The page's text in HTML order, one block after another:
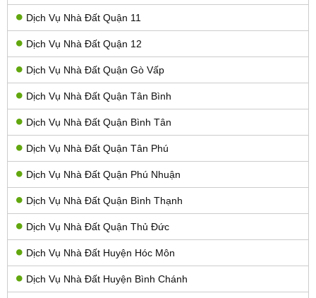
Dịch Vụ Nhà Đất Quận 11
Dịch Vụ Nhà Đất Quận 12
Dịch Vụ Nhà Đất Quận Gò Vấp
Dịch Vụ Nhà Đất Quận Tân Bình
Dịch Vụ Nhà Đất Quận Bình Tân
Dịch Vụ Nhà Đất Quận Tân Phú
Dịch Vụ Nhà Đất Quận Phú Nhuận
Dịch Vụ Nhà Đất Quận Bình Thạnh
Dịch Vụ Nhà Đất Quận Thủ Đức
Dịch Vụ Nhà Đất Huyện Hóc Môn
Dịch Vụ Nhà Đất Huyện Bình Chánh